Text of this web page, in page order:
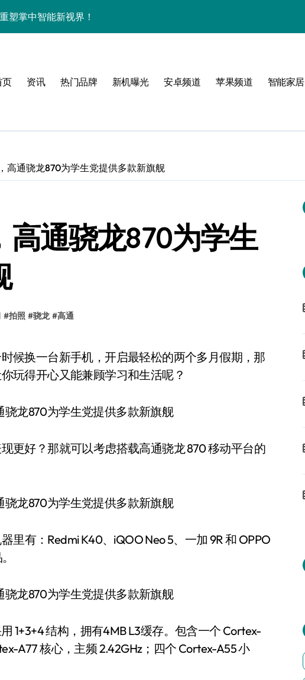
塑掌中智能新视界！
，重塑手机新体验！
带你探新亮点
界
！
玩机新体验！
页 资讯 热门品牌 新机曝光 安卓频道 苹果频道 智能家居
高通骁龙870为学生党提供多款新旗舰
通骁龙870为学生
#拍照 #骁龙 #高通
玩得开心又能兼顾学习和生活呢？
更好？那就可以考虑搭载高通骁龙 870 移动平台的
里有：Redmi K40、iQOO Neo 5、一加 9R 和 OPPO
1+3+4 结构，拥有4MB L3缓存。包含一个 Cortex-
A77 核心，主频 2.42GHz；四个 Cortex-A55 小